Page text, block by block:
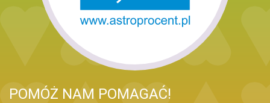
POMÓŻ NAM POMAGAĆ!